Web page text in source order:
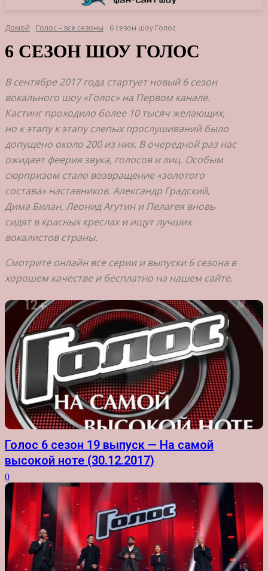
Домой Голос – все сезоны 6 сезон шоу Голос
6 СЕЗОН ШОУ ГОЛОС
В сентябре 2017 года стартует новый 6 сезон
вокального шоу «Голос» на Первом канале.
Кастинг проходило более 10 тысяч желающих,
но к этапу к этапу слепых прослушиваний было
допущено около 200 из них. В очередной раз нас
ожидает феерия звука, голосов и лиц. Особым
сюрпризом стало возвращение «золотого
состава» наставников. Александр Градский,
Дима Билан, Леонид Агутин и Пелагея вновь
сидят в красных креслах и ищут лучших
вокалистов страны.
Смотрите онлайн все серии и выпуски 6 сезона в
хорошем качестве и бесплатно на нашем сайте.
Голос 6 сезон 19 выпуск — На самой
высокой ноте (30.12.2017)
0